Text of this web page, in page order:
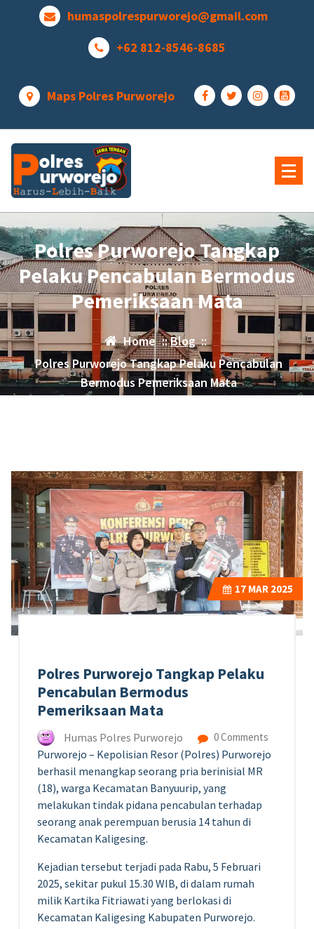
humaspolrespurworejo@gmail.com
+62 812-8546-8685
Maps Polres Purworejo
Polres Purworejo Tangkap
Pelaku Pencabulan Bermodus
Pemeriksaan Mata
Home ::Blog::
Polres Purworejo Tangkap Pelaku Pencabulan
Bermodus Pemeriksaan Mata
Polres Purworejo Tangkap Pelaku
Pencabulan Bermodus
Pemeriksaan Mata
17 MAR 2025
Humas Polres Purworejo 0 Comments
Purworejo – Kepolisian Resor (Polres) Purworejo
berhasil menangkap seorang pria berinisial MR
(18), warga Kecamatan Banyuurip, yang
melakukan tindak pidana pencabulan terhadap
seorang anak perempuan berusia 14 tahun di
Kecamatan Kaligesing.
Kejadian tersebut terjadi pada Rabu, 5 Februari
2025, sekitar pukul 15.30 WIB, di dalam rumah
milik Kartika Fitriawati yang berlokasi di
Kecamatan Kaligesing Kabupaten Purworejo.